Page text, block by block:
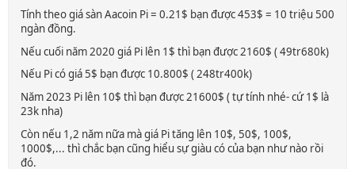
Tính theo giá sàn Aacoin Pi = 0.21$ bạn được 453$ = 10 triệu 500
ngàn đồng.
Nếu cuối năm 2020 giá Pi lên 1$ thì bạn được 2160$ ( 49tr680k)
Nếu Pi có giá 5$ bạn được 10.800$ ( 248tr400k)
Năm 2023 Pi lên 10$ thì bạn được 21600$ ( tự tính nhé- cứ 1$ là
23k nha)
Còn nếu 1,2 năm nữa mà giá Pi tăng lên 10$, 50$, 100$,
1000$,... thì chắc bạn cũng hiểu sự giàu có của bạn như nào rồi
đó.